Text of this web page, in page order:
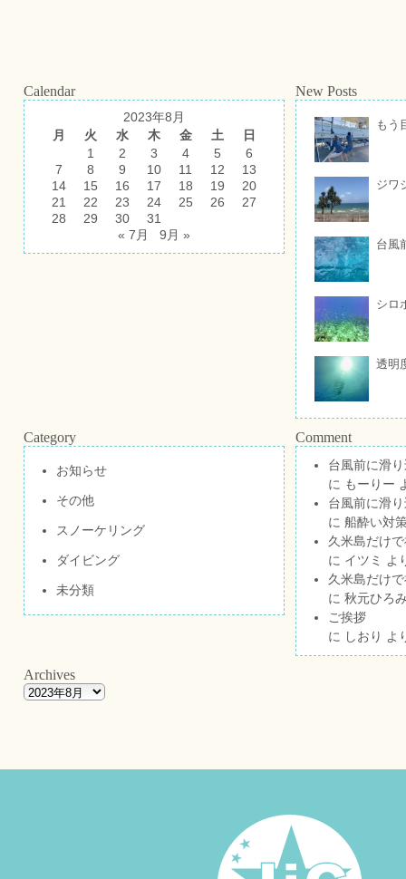
Calendar
2023年8月
月
火 水 木 金 土
日
1
2 3 4 5
6
7
8 9 10 11 12
13
14
15 16 17 18 19
20
21
22 23 24 25 26
27
28
29 30
31
« 7月
9月 »
New Posts
もう
ジワ
台風
シロ
透明
Category
お知らせ
その他
スノーケリング
ダイビング
未分類
Comment
台風前に滑
に もーりー
台風前に滑
に 船酔い対
久米島だけ
に イツミ
よ
久米島だけ
に 秋元ひろ
ご挨拶
に しおり よ
Archives